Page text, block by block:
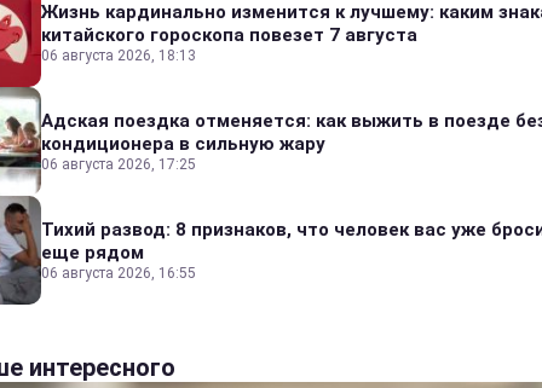
Жизнь кардинально изменится к лучшему: каким
китайского гороскопа повезет 7 августа
06 августа 2026, 18:13
Адская поездка отменяется: как выжить в поезде
кондиционера в сильную жару
06 августа 2026, 17:25
Тихий развод: 8 признаков, что человек вас уже
еще рядом
06 августа 2026, 16:55
интересного